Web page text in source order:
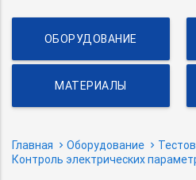
ОБОРУДОВАНИЕ
МАТЕРИАЛЫ
Главная Оборудование
Контроль электрических